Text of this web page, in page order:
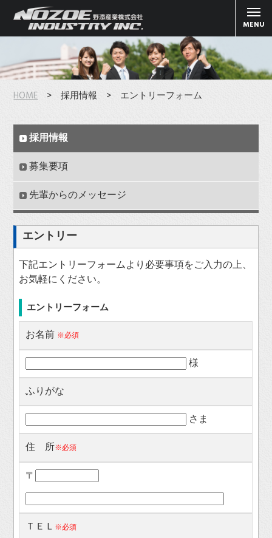
MENU
HOME> 採用情報 > エントリーフォーム
採用情報
募集要項
先輩からのメッセージ
エントリー
下記エントリーフォームより必要事項をご入力の上、
お気軽にください。
エントリーフォーム
お名前 ※必須
様
ふりがな
さま
住 所※必須
〒
ＴＥＬ ※必須